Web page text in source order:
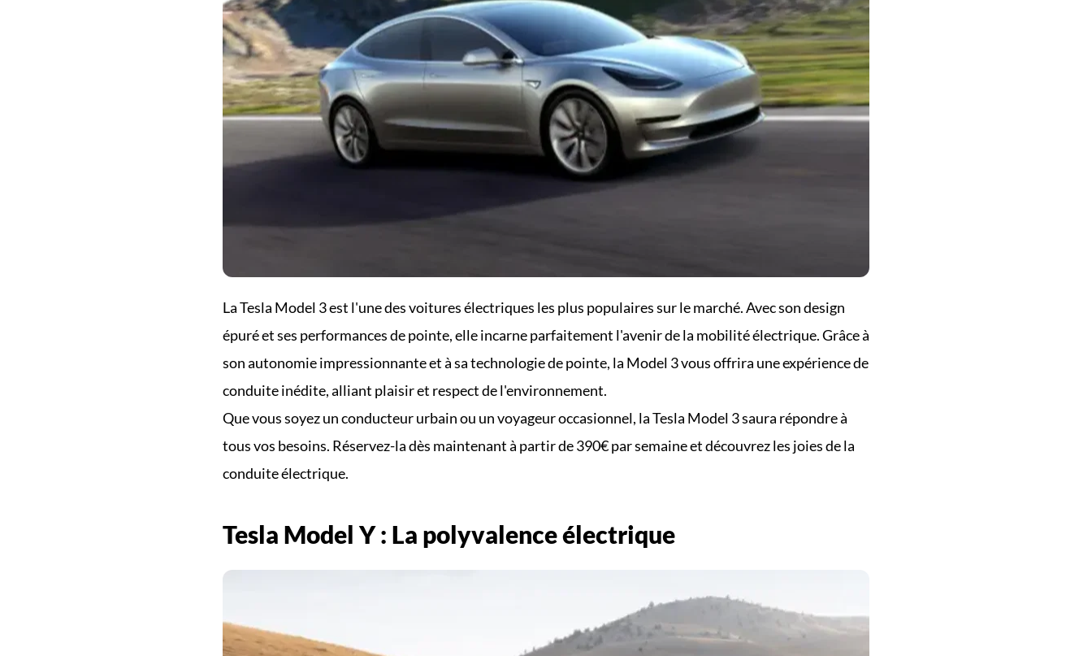
La Tesla Model 3 est l'une des voitures électriques les plus populaires sur le marché. Avec son design
épuré et ses performances de pointe, elle incarne parfaitement l'avenir de la mobilité électrique. Grâce à
son autonomie impressionnante et à sa technologie de pointe, la Model 3 vous offrira une expérience de
conduite inédite, alliant plaisir et respect de l'environnement.
Que vous soyez un conducteur urbain ou un voyageur occasionnel, la Tesla Model 3 saura répondre à
tous vos besoins. Réservez-la dès maintenant à partir de 390€ par semaine et découvrez les joies de la
conduite électrique.
Tesla Model Y : La polyvalence électrique